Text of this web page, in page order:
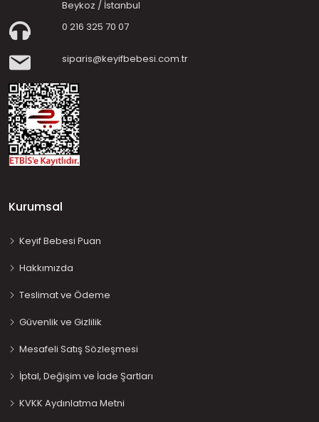
Beykoz / İstanbul
0 216 325 70 07
siparis@keyifbebesi.com.tr
Kurumsal
Keyif Bebesi Puan
Hakkımızda
Teslimat ve Ödeme
Güvenlik ve Gizlilik
Mesafeli Satış Sözleşmesi
İptal, Değişim ve İade Şartları
KVKK Aydınlatma Metni